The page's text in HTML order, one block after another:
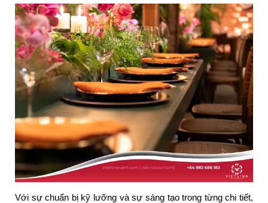
Với sự chuẩn bị kỹ lưỡng và sự sáng tạo trong từng chi tiết,